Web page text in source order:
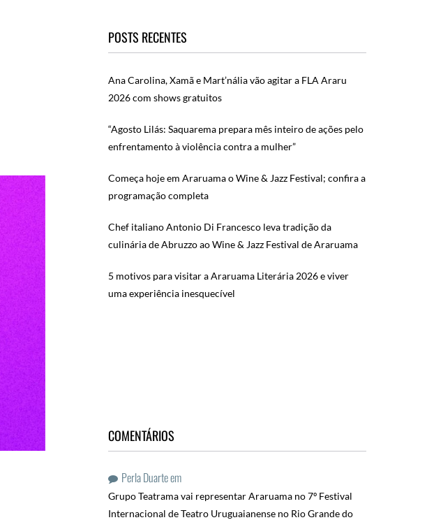
POSTS RECENTES
Ana Carolina, Xamã e Mart’nália vão agitar a FLA Araru
2026 com shows gratuitos
“Agosto Lilás: Saquarema prepara mês inteiro de ações pelo
enfrentamento à violência contra a mulher”
Começa hoje em Araruama o Wine & Jazz Festival; confira a
programação completa
Chef italiano Antonio Di Francesco leva tradição da
culinária de Abruzzo ao Wine & Jazz Festival de Araruama
5 motivos para visitar a Araruama Literária 2026 e viver
uma experiência inesquecível
COMENTÁRIOS
Perla Duarteem
Grupo Teatrama vai representar Araruama no 7º Festival
Internacional de Teatro Uruguaianense no Rio Grande do